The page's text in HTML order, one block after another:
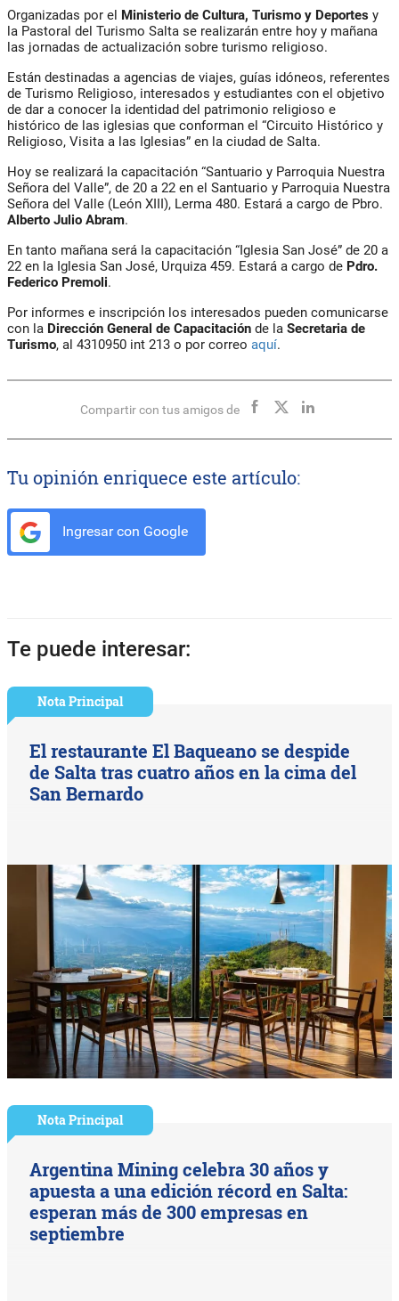
Organizadas por el Ministerio de Cultura, Turismo y Deportes y
la Pastoral del Turismo Salta se realizarán entre hoy y mañana
las jornadas de actualización sobre turismo religioso.
Están destinadas a agencias de viajes, guías idóneos, referentes
de Turismo Religioso, interesados y estudiantes con el objetivo
de dar a conocer la identidad del patrimonio religioso e
histórico de las iglesias que conforman el “Circuito Histórico y
Religioso, Visita a las Iglesias” en la ciudad de Salta.
Hoy se realizará la capacitación “Santuario y Parroquia Nuestra
Señora del Valle”, de 20 a 22 en el Santuario y Parroquia Nuestra
Señora del Valle (León XIII), Lerma 480. Estará a cargo de Pbro.
Alberto Julio Abram.
En tanto mañana será la capacitación “Iglesia San José” de 20 a
22 en la Iglesia San José, Urquiza 459. Estará a cargo de Pdro.
Federico Premoli.
Por informes e inscripción los interesados pueden comunicarse
con la Dirección General de Capacitación de la Secretaria de
Turismo, al 4310950 int 213 o por correo aquí.
Compartir con tus amigos de
Tu opinión enriquece este artículo:
Ingresar con Google
Te puede interesar:
Nota Principal
El restaurante El Baqueano se despide
de Salta tras cuatro años en la cima del
San Bernardo
Nota Principal
Argentina Mining celebra 30 años y
apuesta a una edición récord en Salta:
esperan más de 300 empresas en
septiembre